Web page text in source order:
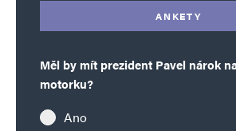
ANKETY
Měl by mít prezident Pavel nárok
motorku?
Ano